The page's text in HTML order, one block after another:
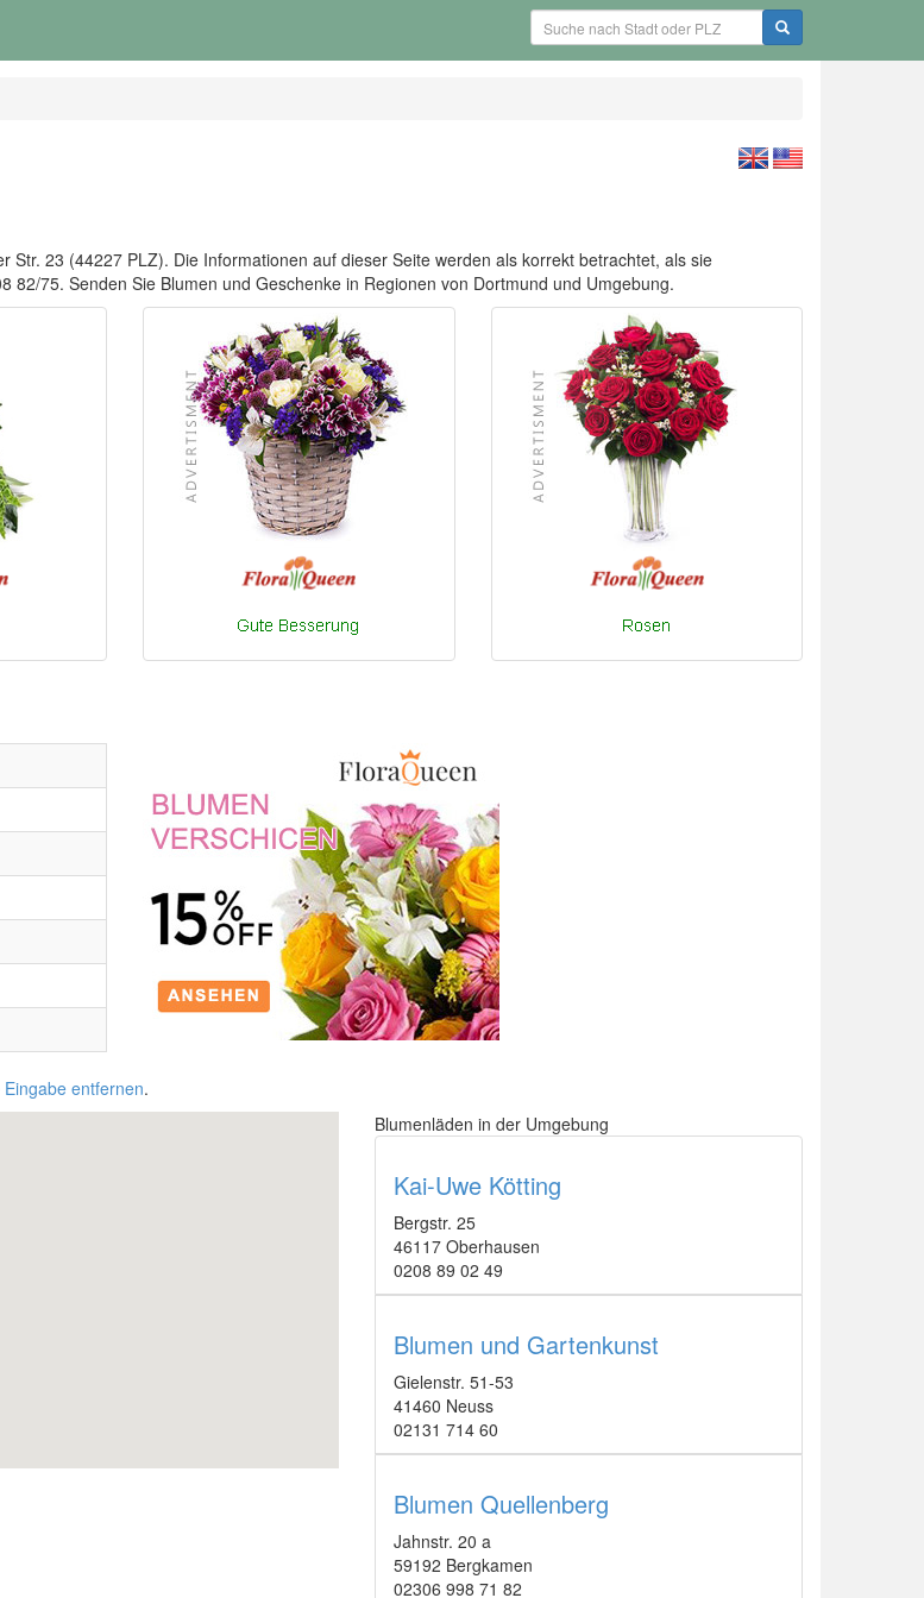
23 (44227 PLZ). Die Informationen auf dieser Seite werden als korrekt betrachtet, als sie
75. Senden Sie Blumen und Geschenke in Regionen von Dortmund und Umgebung.
Eingabe entfernen.
Blumenläden in der Umgebung
Kai-Uwe Kötting
Bergstr. 25
46117 Oberhausen
0208 89 02 49
Blumen und Gartenkunst
Gielenstr. 51-53
41460 Neuss
02131 714 60
Blumen Quellenberg
Jahnstr. 20 a
59192 Bergkamen
02306 998 71 82